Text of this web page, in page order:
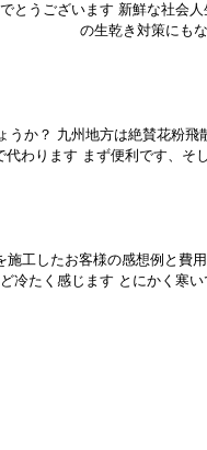
とうございます 新鮮な社会
の生乾き対策にも
うか？ 九州地方は絶賛花粉
代わります まず便利です、そ
施工したお客様の感想例と
冷たく感じます とにかく寒